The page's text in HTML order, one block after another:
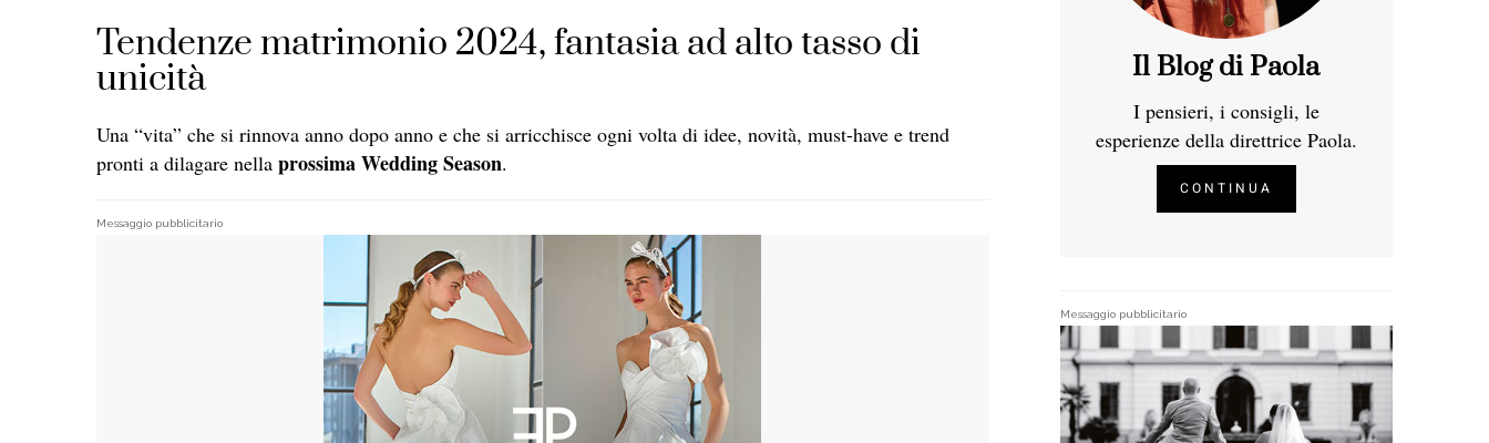
Tendenze matrimonio 2024, fantasia ad alto tasso di
unicità
Una “vita” che si rinnova anno dopo anno e che si arricchisce ogni volta di idee, novità, must-have e trend
pronti a dilagare nella prossima Wedding Season.
Messaggio pubblicitario
Il Blog di Paola
I pensieri, i consigli, le
esperienze della direttrice Paola.
CONTINUA
Messaggio pubblicitario